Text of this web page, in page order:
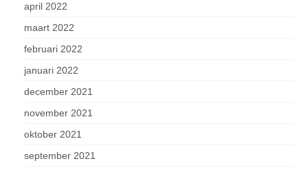
april 2022
maart 2022
februari 2022
januari 2022
december 2021
november 2021
oktober 2021
september 2021